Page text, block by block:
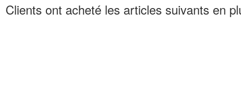
Clients ont acheté les articles suivants en